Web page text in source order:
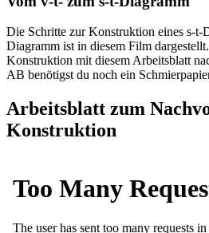
Die Schritte zur Konstruktion eines s-t-
Diagramm ist in diesem Film
Konstruktion mit diesem Arbeitsblatt
AB benötigst du noch ein
Arbeitsblatt zum
Konstruktion